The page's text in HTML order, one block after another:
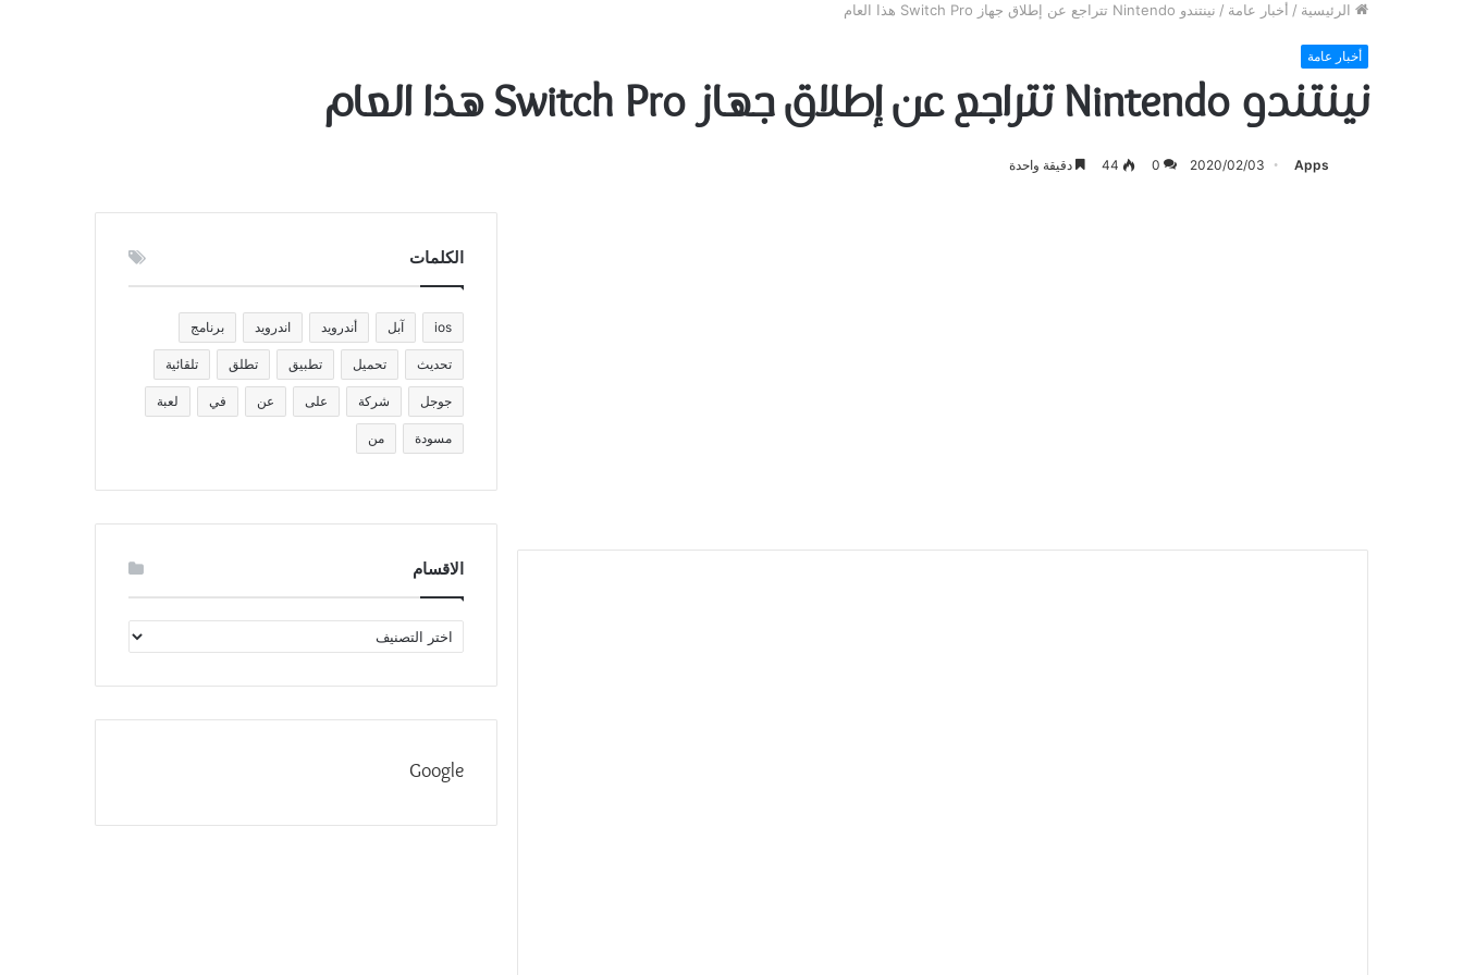
الرئيسية / أخبار عامة / ﻧﻴﻨﺘﻨﺪﻭ Nintendo ﺗﺘﺮﺍﺟﻊ ﻋﻦ ﺇﻃﻼﻕ ﺟﻬﺎﺯ Switch Pro ﻫﺬﺍ ﺍﻟﻌﺎﻡ
أخبار عامة
ﻧﻴﻨﺘﻨﺪﻭ Nintendo ﺗﺘﺮﺍﺟﻊ ﻋﻦ ﺇﻃﻼﻕ ﺟﻬﺎﺯ Switch Pro ﻫﺬﺍ ﺍﻟﻌﺎﻡ
Apps
2020/02/03
0
44 دقيقة واحدة
الكلمات
ios آبل أندرويد اندرويد برنامج
تحديث تحميل تطبيق تطلق تلقائية
جوجل شركة على عن في لعبة
مسودة من
الاقسام
الاقسام
Google